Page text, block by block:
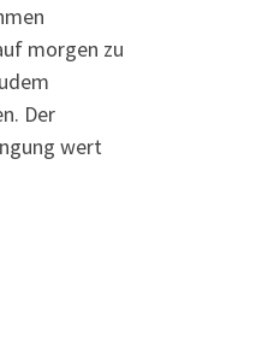
morgen zu
Der
wert